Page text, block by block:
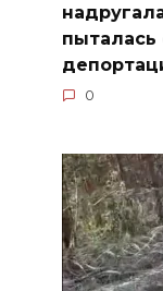
пыталась
0